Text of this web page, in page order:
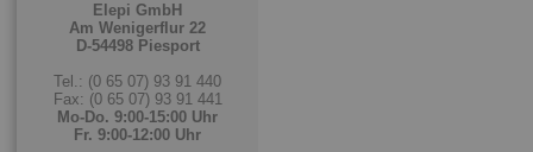
Elepi GmbH
Am Wenigerflur 22
D-54498 Piesport
Tel.: (0 65 07) 93 91 440
Fax: (0 65 07) 93 91 441
Mo-Do. 9:00-15:00 Uhr
Fr. 9:00-12:00 Uhr